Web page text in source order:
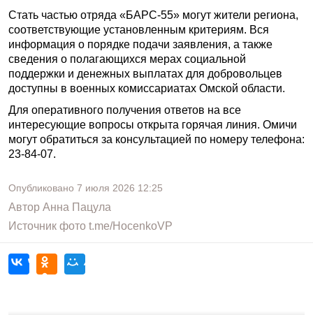
Стать частью отряда «БАРС-55» могут жители региона,
соответствующие установленным критериям. Вся
информация о порядке подачи заявления, а также
сведения о полагающихся мерах социальной
поддержки и денежных выплатах для добровольцев
доступны в военных комиссариатах Омской области.
Для оперативного получения ответов на все
интересующие вопросы открыта горячая линия. Омичи
могут обратиться за консультацией по номеру телефона:
23-84-07.
Опубликовано 7 июля 2026 12:25
Автор Анна Пацула
Источник фото t.me/HocenkoVP